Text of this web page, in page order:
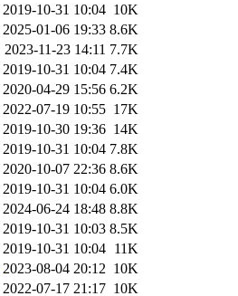
2019-10-31 10:04 10K
2025-01-06 19:33 8.6K
2023-11-23 14:11 7.7K
2019-10-31 10:04 7.4K
2020-04-29 15:56 6.2K
2022-07-19 10:55 17K
2019-10-30 19:36 14K
2019-10-31 10:04 7.8K
2020-10-07 22:36 8.6K
2019-10-31 10:04 6.0K
2024-06-24 18:48 8.8K
2019-10-31 10:03 8.5K
2019-10-31 10:04 11K
2023-08-04 20:12 10K
2022-07-17 21:17 10K